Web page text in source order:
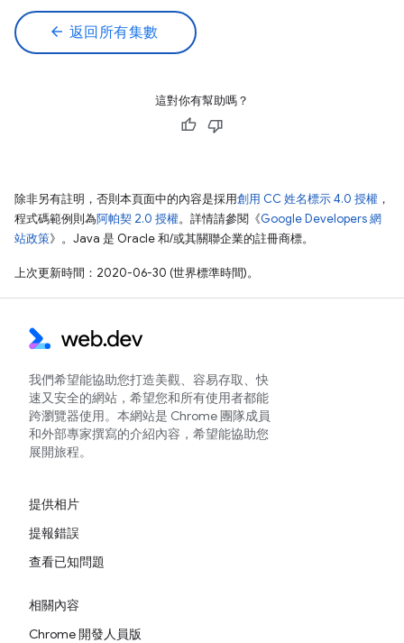
arrow_back 返回所有集數
這對你有幫助嗎？
除非另有註明，否則本頁面中的內容是採用創用 CC 姓名標示 4.0 授權 ，
程式碼範例則為阿帕契 2.0 授權。詳情請參閱《Google Developers 網
站政策》。Java 是 Oracle 和/或其關聯企業的註冊商標。
上次更新時間：2020-06-30 (世界標準時間)。
我們希望能協助您打造美觀、容易存取、快
速又安全的網站，希望您和所有使用者都能
跨瀏覽器使用。本網站是 Chrome 團隊成員
和外部專家撰寫的介紹內容，希望能協助您
展開旅程。
提供相片
提報錯誤
查看已知問題
相關內容
Chrome 開發人員版